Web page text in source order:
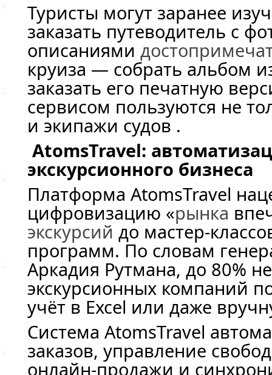
Туристы могут заранее
заказать путеводитель с
описаниями
круиза — собрать альбом
заказать его печатную
сервисом пользуются не
и экипажи судов .
AtomsTravel:
экскурсионного бизнеса
Платформа AtomsTravel
цифровизацию «рынка
экскурсий до мастер-
программ. По словам
Аркадия Рутмана, до 80%
экскурсионных компаний
учёт в Excel или даже
Система AtomsTravel
заказов, управление
онлайн-продажи и